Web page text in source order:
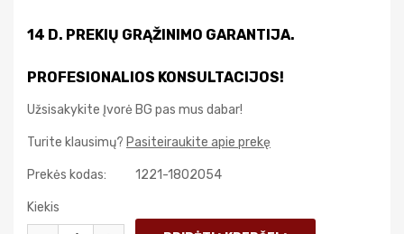
14 D. PREKIŲ GRĄŽINIMO GARANTIJA.
PROFESIONALIOS KONSULTACIJOS!
Užsisakykite Įvorė BG pas mus dabar!
Turite klausimų? Pasiteiraukite apie prekę
Prekės kodas: 1221-1802054
Kiekis